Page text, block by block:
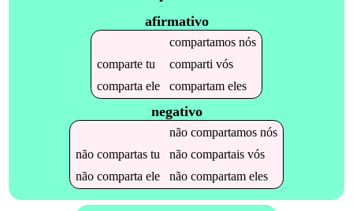
afirmativo
compartamosnós
compartetu comparti vós
comparta ele compartameles
negativo
não compartamosnós
não compartastu não compartaisvós
não comparta ele não compartameles